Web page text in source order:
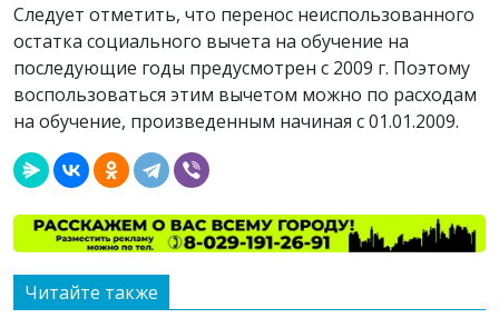
Следует отметить, что перенос неиспользованного
остатка социального вычета на обучение на
последующие годы предусмотрен с 2009 г. Поэтому
воспользоваться этим вычетом можно по расходам
на обучение, произведенным начиная с 01.01.2009.
Читайте также